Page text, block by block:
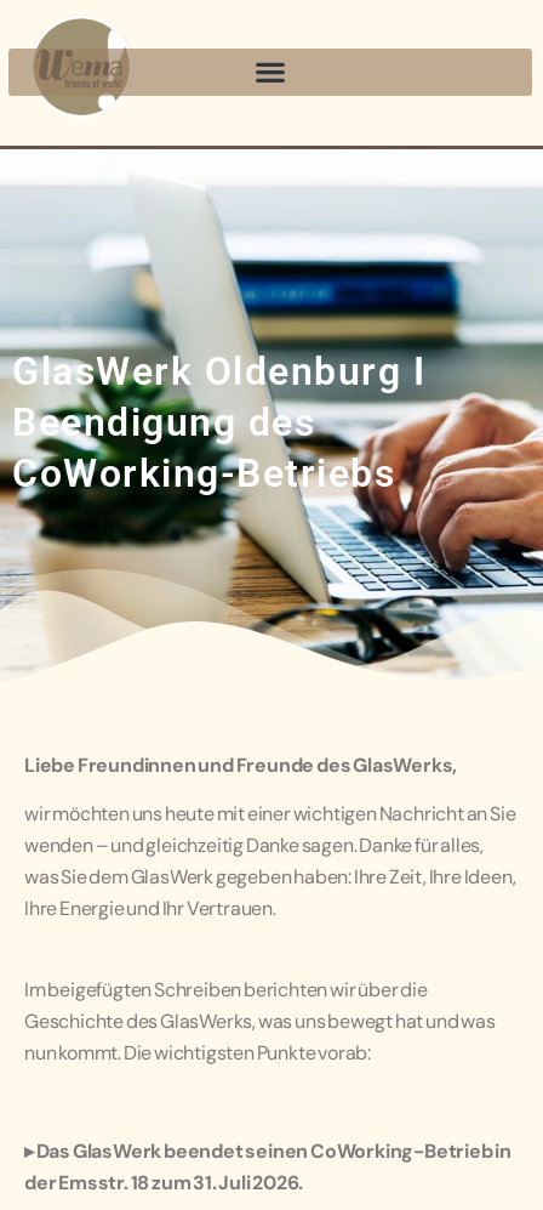
GlasWerk Oldenburg I
Beendigung des
CoWorking-Betriebs
Liebe Freundinnen und Freunde des GlasWerks,
wir möchten uns heute mit einer wichtigen Nachricht an Sie
wenden – und gleichzeitig Danke sagen. Danke für alles,
was Sie dem GlasWerk gegeben haben: Ihre Zeit, Ihre Ideen,
Ihre Energie und Ihr Vertrauen.
Im beigefügten Schreiben berichten wir über die
Geschichte des GlasWerks, was uns bewegt hat und was
nun kommt. Die wichtigsten Punkte vorab:
▸Das GlasWerk beendet seinen CoWorking-Betrieb in
der Emsstr. 18 zum 31. Juli 2026.